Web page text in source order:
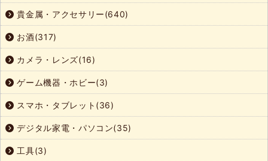
貴金属・アクセサリー(640)
お酒(317)
カメラ・レンズ(16)
ゲーム機器・ホビー(3)
スマホ・タブレット(36)
デジタル家電・パソコン(35)
工具(3)